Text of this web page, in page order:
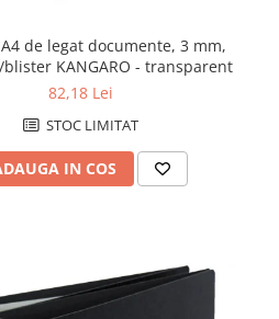
de legat documente, 3 mm,
blister KANGARO - transparent
82,18 Lei
STOC LIMITAT
IN COS